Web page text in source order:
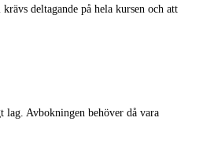
deltagande på hela kursen och att
lag. Avbokningen behöver då vara